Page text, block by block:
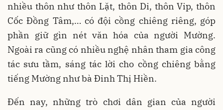
nhiều thôn như thôn Lặt, thôn Di, thôn Vip, thôn
Cốc Đồng Tâm,… có đội cồng chiêng riêng, góp
phần giữ gìn nét văn hóa của người Mường.
Ngoài ra cũng có nhiều nghệ nhân tham gia công
tác sưu tầm, sáng tác lời cho cồng chiêng bằng
tiếng Mường như bà Đinh Thị Hiền.
Đến nay, những trò chơi dân gian của người